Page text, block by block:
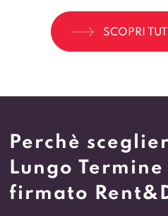
SCOPRI
Perchè
Lungo
firmato